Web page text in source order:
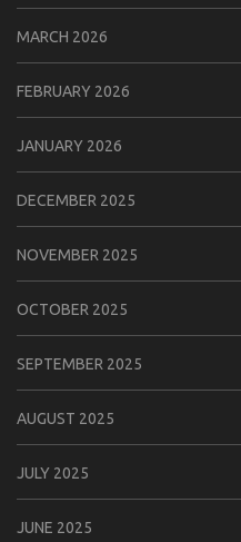
MARCH 2026
FEBRUARY 2026
JANUARY 2026
DECEMBER 2025
NOVEMBER 2025
OCTOBER 2025
SEPTEMBER 2025
AUGUST 2025
JULY 2025
JUNE 2025